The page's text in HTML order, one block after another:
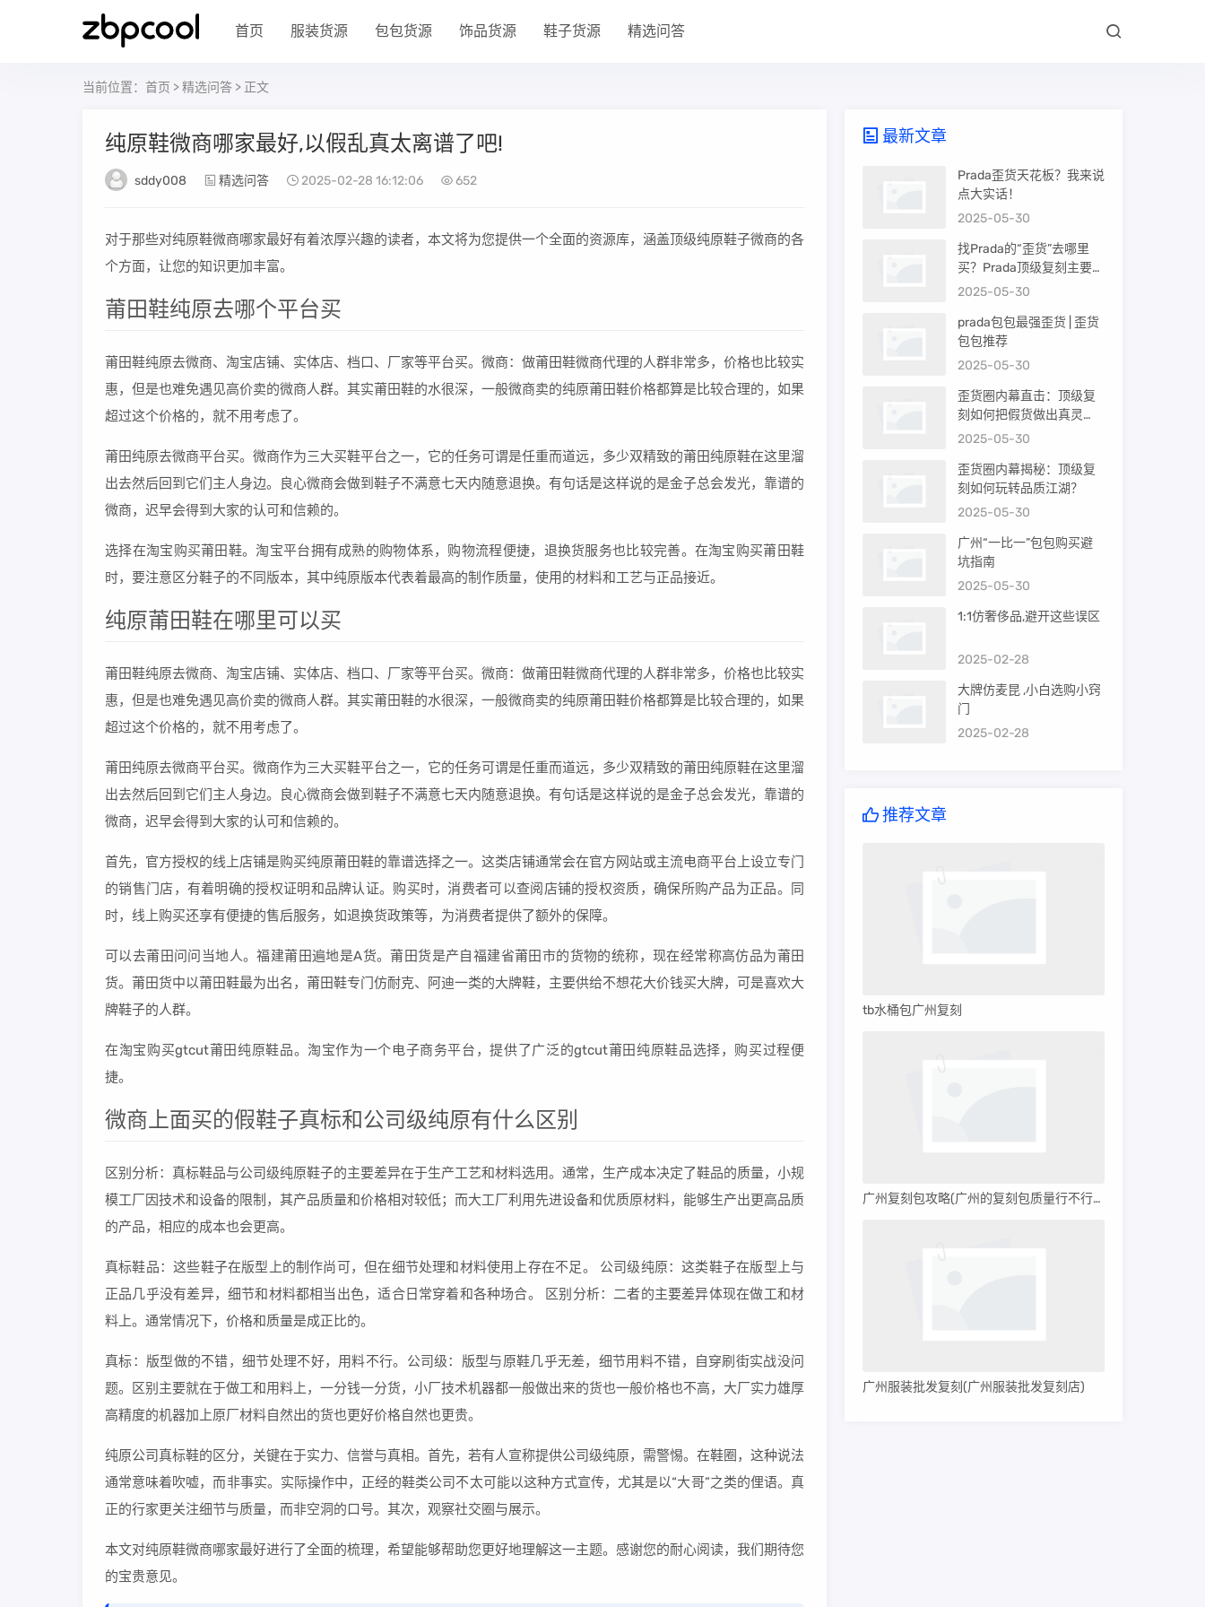
首页 服装货源 包包货源 饰品货源 鞋子货源 精选问答
当前位置： 首页 >精选问答 > 正文
纯原鞋微商哪家最好,以假乱真太离谱了吧!
sddy008 精选问答 2025-02-28 16:12:06 652
对于那些对纯原鞋微商哪家最好有着浓厚兴趣的读者，本文将为您提供一个全面的资源库，涵盖顶级纯原鞋子微商的各
个方面，让您的知识更加丰富。
莆田鞋纯原去哪个平台买
莆田鞋纯原去微商、淘宝店铺、实体店、档口、厂家等平台买。微商：做莆田鞋微商代理的人群非常多，价格也比较实
惠，但是也难免遇见高价卖的微商人群。其实莆田鞋的水很深，一般微商卖的纯原莆田鞋价格都算是比较合理的，如果
超过这个价格的，就不用考虑了。
莆田纯原去微商平台买。微商作为三大买鞋平台之一，它的任务可谓是任重而道远，多少双精致的莆田纯原鞋在这里溜
出去然后回到它们主人身边。良心微商会做到鞋子不满意七天内随意退换。有句话是这样说的是金子总会发光，靠谱的
微商，迟早会得到大家的认可和信赖的。
选择在淘宝购买莆田鞋。淘宝平台拥有成熟的购物体系，购物流程便捷，退换货服务也比较完善。在淘宝购买莆田鞋
时，要注意区分鞋子的不同版本，其中纯原版本代表着最高的制作质量，使用的材料和工艺与正品接近。
纯原莆田鞋在哪里可以买
莆田鞋纯原去微商、淘宝店铺、实体店、档口、厂家等平台买。微商：做莆田鞋微商代理的人群非常多，价格也比较实
惠，但是也难免遇见高价卖的微商人群。其实莆田鞋的水很深，一般微商卖的纯原莆田鞋价格都算是比较合理的，如果
超过这个价格的，就不用考虑了。
莆田纯原去微商平台买。微商作为三大买鞋平台之一，它的任务可谓是任重而道远，多少双精致的莆田纯原鞋在这里溜
出去然后回到它们主人身边。良心微商会做到鞋子不满意七天内随意退换。有句话是这样说的是金子总会发光，靠谱的
微商，迟早会得到大家的认可和信赖的。
首先，官方授权的线上店铺是购买纯原莆田鞋的靠谱选择之一。这类店铺通常会在官方网站或主流电商平台上设立专门
的销售门店，有着明确的授权证明和品牌认证。购买时，消费者可以查阅店铺的授权资质，确保所购产品为正品。同
时，线上购买还享有便捷的售后服务，如退换货政策等，为消费者提供了额外的保障。
可以去莆田问问当地人。福建莆田遍地是A货。莆田货是产自福建省莆田市的货物的统称，现在经常称高仿品为莆田
货。莆田货中以莆田鞋最为出名，莆田鞋专门仿耐克、阿迪一类的大牌鞋，主要供给不想花大价钱买大牌，可是喜欢大
牌鞋子的人群。
在淘宝购买gtcut莆田纯原鞋品。淘宝作为一个电子商务平台，提供了广泛的gtcut莆田纯原鞋品选择，购买过程便
捷。
微商上面买的假鞋子真标和公司级纯原有什么区别
区别分析：真标鞋品与公司级纯原鞋子的主要差异在于生产工艺和材料选用。通常，生产成本决定了鞋品的质量，小规
模工厂因技术和设备的限制，其产品质量和价格相对较低；而大工厂利用先进设备和优质原材料，能够生产出更高品质
的产品，相应的成本也会更高。
真标鞋品：这些鞋子在版型上的制作尚可，但在细节处理和材料使用上存在不足。 公司级纯原：这类鞋子在版型上与
正品几乎没有差异，细节和材料都相当出色，适合日常穿着和各种场合。 区别分析：二者的主要差异体现在做工和材
料上。通常情况下，价格和质量是成正比的。
真标：版型做的不错，细节处理不好，用料不行。公司级：版型与原鞋几乎无差，细节用料不错，自穿刷街实战没问
题。区别主要就在于做工和用料上，一分钱一分货，小厂技术机器都一般做出来的货也一般价格也不高，大厂实力雄厚
高精度的机器加上原厂材料自然出的货也更好价格自然也更贵。
纯原公司真标鞋的区分，关键在于实力、信誉与真相。首先，若有人宣称提供公司级纯原，需警惕。在鞋圈，这种说法
通常意味着吹嘘，而非事实。实际操作中，正经的鞋类公司不太可能以这种方式宣传，尤其是以“大哥”之类的俚语。真
正的行家更关注细节与质量，而非空洞的口号。其次，观察社交圈与展示。
本文对纯原鞋微商哪家最好进行了全面的梳理，希望能够帮助您更好地理解这一主题。感谢您的耐心阅读，我们期待您
的宝贵意见。
最新文章
Prada歪货天花板？我来说
点大实话！
2025-05-30
找Prada的“歪货”去哪里
买？Prada顶级复刻主要渠
道盘点
2025-05-30
prada包包最强歪货 | 歪货
包包推荐
2025-05-30
歪货圈内幕直击：顶级复
刻如何把假货做出真灵
魂？
2025-05-30
歪货圈内幕揭秘：顶级复
刻如何玩转品质江湖？
2025-05-30
广州“一比一”包包购买避
坑指南
2025-05-30
1:1仿奢侈品,避开这些误区
2025-02-28
大牌仿麦昆 ,小白选购小窍
门
2025-02-28
推荐文章
tb水桶包广州复刻
广州复刻包攻略(广州的复刻包质量行不行呀)
广州服装批发复刻(广州服装批发复刻店)